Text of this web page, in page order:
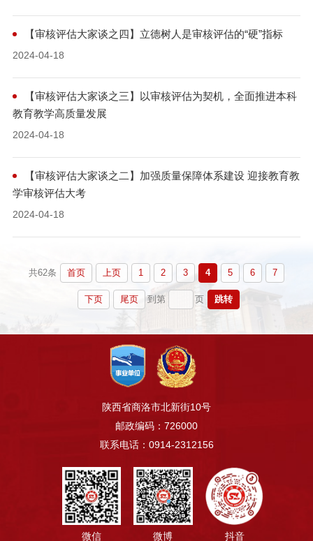
【审核评估大家谈之四】立德树人是审核评估的“硬”指标
2024-04-18
【审核评估大家谈之三】以审核评估为契机，全面推进本科
教育教学高质量发展
2024-04-18
【审核评估大家谈之二】加强质量保障体系建设 迎接教育教
学审核评估大考
2024-04-18
共62条 首页 上页 1 2 3 4 5 6 7
下页 尾页 到第 页 跳转
陕西省商洛市北新街10号
邮政编码：726000
联系电话：0914-2312156
微信 微博 抖音